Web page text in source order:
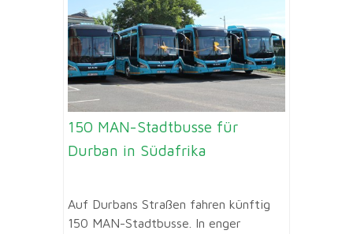
150 MAN-Stadtbusse für
Durban in Südafrika
Auf Durbans Straßen fahren künftig
150 MAN-Stadtbusse. In enger